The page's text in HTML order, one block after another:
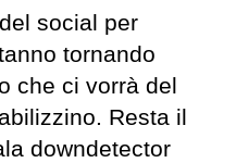
social per
tornando
che ci vorrà del
Resta il
downdetector